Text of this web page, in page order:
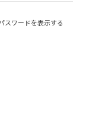
スワードを表示する